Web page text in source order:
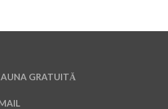
GRATUITĂ